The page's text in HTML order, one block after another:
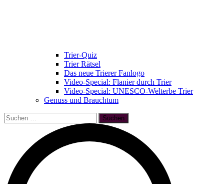
Trier-Quiz
Trier Rätsel
Das neue Trierer Fanlogo
Video-Special: Flanier durch Trier
Video-Special: UNESCO-Welterbe Trier
Genuss und Brauchtum
Suchen
nach: